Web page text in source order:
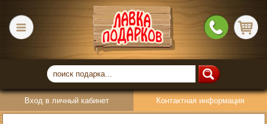
Вход в личный кабинет Контактная информация